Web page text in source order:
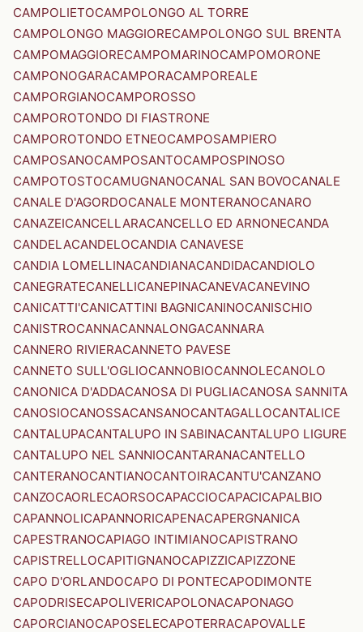
CAMPOLIETOCAMPOLONGO AL TORRE
CAMPOLONGO MAGGIORECAMPOLONGO SUL BRENTA
CAMPOMAGGIORECAMPOMARINOCAMPOMORONE
CAMPONOGARACAMPORACAMPOREALE
CAMPORGIANOCAMPOROSSO
CAMPOROTONDO DI FIASTRONE
CAMPOROTONDO ETNEOCAMPOSAMPIERO
CAMPOSANOCAMPOSANTOCAMPOSPINOSO
CAMPOTOSTOCAMUGNANOCANAL SAN BOVOCANALE
CANALE D'AGORDOCANALE MONTERANOCANARO
CANAZEICANCELLARACANCELLO ED ARNONECANDA
CANDELACANDELOCANDIA CANAVESE
CANDIA LOMELLINACANDIANACANDIDACANDIOLO
CANEGRATECANELLICANEPINACANEVACANEVINO
CANICATTI'CANICATTINI BAGNICANINOCANISCHIO
CANISTROCANNACANNALONGACANNARA
CANNERO RIVIERACANNETO PAVESE
CANNETO SULL'OGLIOCANNOBIOCANNOLECANOLO
CANONICA D'ADDACANOSA DI PUGLIACANOSA SANNITA
CANOSIOCANOSSACANSANOCANTAGALLOCANTALICE
CANTALUPACANTALUPO IN SABINACANTALUPO LIGURE
CANTALUPO NEL SANNIOCANTARANACANTELLO
CANTERANOCANTIANOCANTOIRACANTU'CANZANO
CANZOCAORLECAORSOCAPACCIOCAPACICAPALBIO
CAPANNOLICAPANNORICAPENACAPERGNANICA
CAPESTRANOCAPIAGO INTIMIANOCAPISTRANO
CAPISTRELLOCAPITIGNANOCAPIZZICAPIZZONE
CAPO D'ORLANDOCAPO DI PONTECAPODIMONTE
CAPODRISECAPOLIVERICAPOLONACAPONAGO
CAPORCIANOCAPOSELECAPOTERRACAPOVALLE